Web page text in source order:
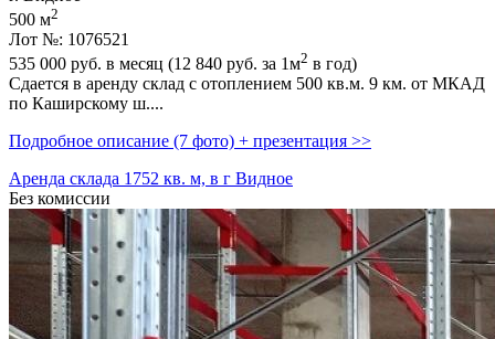
500 м2
Лот №: 1076521
535 000 руб. в месяц (12 840 руб. за 1м2 в год)
Сдается в аренду склад с отоплением 500 кв.м. 9 км. от МКАД
по Каширскому ш....
Подробное описание (7 фото) + презентация >>
Аренда склада 1752 кв. м, в г Видное
Без комиссии